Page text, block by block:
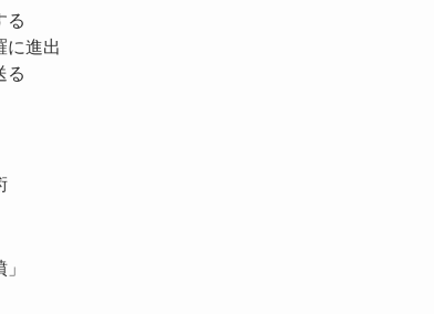
る
に進出
る